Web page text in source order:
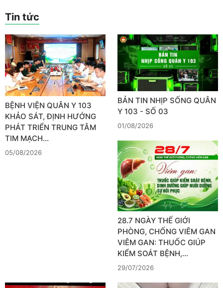
Tin tức
BỆNH VIỆN QUÂN Y 103
KHẢO SÁT, ĐỊNH HƯỚNG
PHÁT TRIỂN TRUNG TÂM
TIM MẠCH…
05/08/2026
BẢN TIN NHỊP SỐNG QUÂN
Y 103 - SỐ 03
01/08/2026
28.7 NGÀY THẾ GIỚI
PHÒNG, CHỐNG VIÊM GAN
VIÊM GAN: THUỐC GIÚP
KIỂM SOÁT BỆNH,…
29/07/2026